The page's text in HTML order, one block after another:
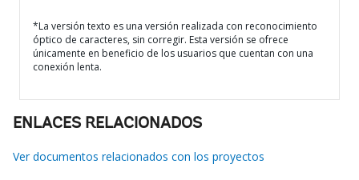
*La versión texto es una versión realizada con reconocimiento
óptico de caracteres, sin corregir. Esta versión se ofrece
únicamente en beneficio de los usuarios que cuentan con una
conexión lenta.
ENLACES RELACIONADOS
Ver documentos relacionados con los proyectos